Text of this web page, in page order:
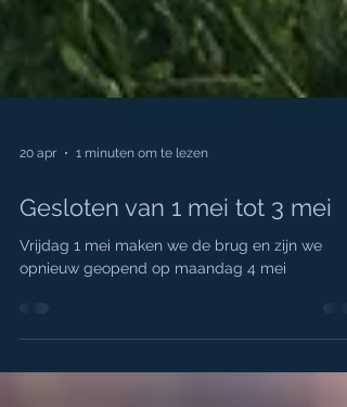
20 apr 1 minuten om te lezen
Vrijdag 1 mei maken we de brug en zijn we